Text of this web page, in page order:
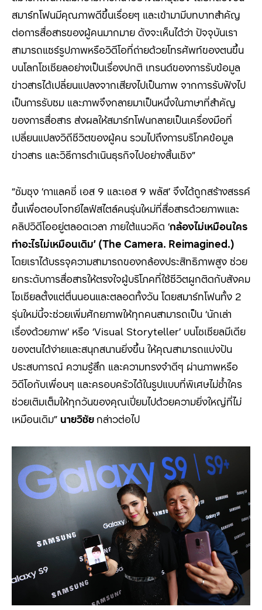
สมาร์ทโฟนมีคุณภาพดีขึ้นเรื่อยๆ และเข้ามามีบทบาทสำคัญ
ต่อการสื่อสารของผู้คนมากมาย ดังจะเห็นได้ว่า ปัจจุบันเรา
สามารถแชร์รูปภาพหรือวิดีโอที่ถ่ายด้วยโทรศัพท์ของตนขึ้น
บนโลกโซเชียลอย่างเป็นเรื่องปกติ เทรนด์ของการรับข้อมูล
ข่าวสารได้เปลี่ยนแปลงจากเสียงไปเป็นภาพ จากการรับฟังไป
เป็นการรับชม และภาพจึงกลายมาเป็นหนึ่งในภาษาที่สำคัญ
ของการสื่อสาร ส่งผลให้สมาร์ทโฟนกลายเป็นเครื่องมือที่
เปลี่ยนแปลงวิถีชีวิตของผู้คน รวมไปถึงการบริโภคข้อมูล
ข่าวสาร และวิธีการดำเนินธุรกิจไปอย่างสิ้นเชิง”
“ซัมซุง ‘กาแลคซี่ เอส 9 และเอส 9 พลัส’ จึงได้ถูกสร้างสรรค์
ขึ้นเพื่อตอบโจทย์ไลฟ์สไตล์คนรุ่นใหม่ที่สื่อสารด้วยภาพและ
คลิปวิดีโออยู่ตลอดเวลา ภายใต้แนวคิด ‘กล้องไม่เหมือนใคร
ทำอะไรไม่เหมือนเดิม’ (The Camera. Reimagined.)
โดยเราได้บรรจุความสามารถของกล้องประสิทธิภาพสูง ช่วย
ยกระดับการสื่อสารให้ตรงใจผู้บริโภคที่ใช้ชีวิตผูกติดกับสังคม
โซเชียลตั้งแต่ตื่นนอนและตลอดทั้งวัน โดยสมาร์ทโฟนทั้ง 2
รุ่นใหม่นี้จะช่วยเพิ่มศักยภาพให้ทุกคนสามารถเป็น ‘นักเล่า
เรื่องด้วยภาพ’ หรือ ‘Visual Storyteller’ บนโซเชียลมีเดีย
ของตนได้ง่ายและสนุกสนานยิ่งขึ้น ให้คุณสามารถแบ่งปัน
ประสบการณ์ ความรู้สึก และความทรงจำดีๆ ผ่านภาพหรือ
วิดีโอกับเพื่อนๆ และครอบครัวได้ในรูปแบบที่พิเศษไม่ซ้ำใคร
ช่วยเติมเต็มให้ทุกวันของคุณเปี่ยมไปด้วยความยิ่งใหญ่ที่ไม่
เหมือนเดิม” นายวิชัยกล่าวต่อไป